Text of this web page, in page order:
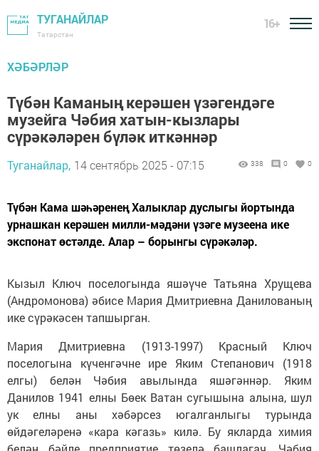
ТУГАНАЙЛАР
Татарстан
16+
ХӘБӘРЛӘР
Түбән Каманың керәшен үзәгендәге
музейга Чәбия хатын-кызлары
сүрәкәләрен бүләк иткәннәр
Туганайлар, 14 сентябрь 2025 - 07:15 338 0 0
Түбән Кама шәһәренең Халыклар дуслыгы йортында
урнашкан керәшен милли-мәдәни үзәге музеена ике
экспонат өстәлде. Алар – борынгы сүрәкәләр.
Кызыл Ключ поселогында яшәүче Татьяна Хрущева
(Андромонова) әбисе Мария Дмитриевна Данилованың
ике сүрәкәсен тапшырган.
Мария Дмитриевна (1913-1997) Красный Ключ
поселогына күченгәчне ире Яким Степанович (1918
елгы) белән Чәбия авылында яшәгәннәр. Яким
Данилов 1941 елны Бөек Ватан сугышына алына, шул
ук елны аны хәбәрсез югалганлыгы турында
өйдәгеләренә «кара кәгазь» килә. Бу якларда химия